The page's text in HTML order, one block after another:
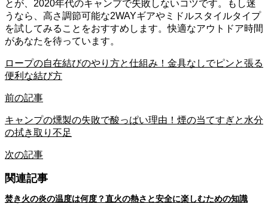
とが、2020年代のキャンプで失敗しないコツです。もし迷
うなら、高さ調節可能な2WAYギアやミドルスタイルタイプ
を試してみることをおすすめします。快適なアウトドア時間
があなたを待っています。
ロープの自在結びのやり方と仕組み！金具なしでピンと張る
便利な結び方
前の記事
キャンプの燻製の失敗で酸っぱい理由！煙の当てすぎと水分
の拭き取り不足
次の記事
関連記事
焚き火の炎の温度は何度？直火の熱さと安全に楽しむための知識